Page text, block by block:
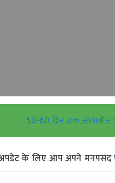
50-60 दिन तक
के लिए आप अपने